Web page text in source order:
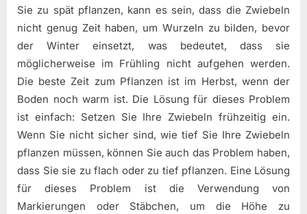
Sie zu spät pflanzen, kann es sein, dass die Zwiebeln
nicht genug Zeit haben, um Wurzeln zu bilden, bevor
der Winter einsetzt, was bedeutet, dass sie
möglicherweise im Frühling nicht aufgehen werden.
Die beste Zeit zum Pflanzen ist im Herbst, wenn der
Boden noch warm ist. Die Lösung für dieses Problem
ist einfach: Setzen Sie Ihre Zwiebeln frühzeitig ein.
Wenn Sie nicht sicher sind, wie tief Sie Ihre Zwiebeln
pflanzen müssen, können Sie auch das Problem haben,
dass Sie sie zu flach oder zu tief pflanzen. Eine Lösung
für dieses Problem ist die Verwendung von
Markierungen oder Stäbchen, um die Höhe zu